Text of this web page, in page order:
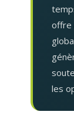
offre
les